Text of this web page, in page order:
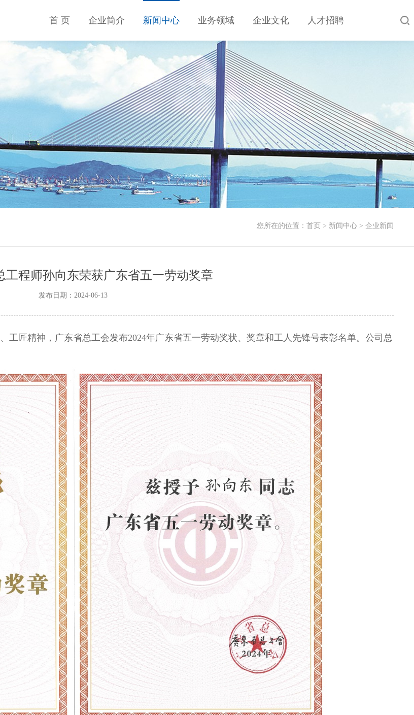
首 页 企业简介 新闻中心 业务领域 企业文化 人才招聘
您所在的位置： 首页 > 新闻中心> 企业新闻
工程师孙向东荣获广东省五一劳动奖章
发布日期：2024-06-13
工匠精神，广东省总工会发布2024年广东省五一劳动奖状、奖章和工人先锋号表彰名单。公司总